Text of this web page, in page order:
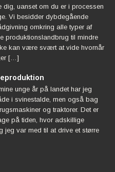
uanset om du er i processen
Vi besidder dybdegående
omkring alle typer af
produktionslandbrug til mindre
kan være svært at vide hvornår
[…]
unge år på landet har jeg
i svinestalde, men også bag
og traktorer. Det er
på tiden, hvor adskillige
jeg var med til at drive et større